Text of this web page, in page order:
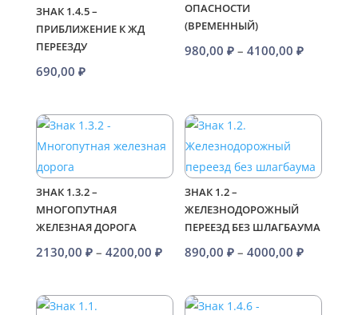
ЗНАК 1.4.5 –
ПРИБЛИЖЕНИЕ К ЖД
ПЕРЕЕЗДУ
690,00 ₽
ОПАСНОСТИ
(ВРЕМЕННЫЙ)
980,00₽ – 4100,00₽
–
ЗНАК 1.3.2 –
МНОГОПУТНАЯ
ЖЕЛЕЗНАЯ ДОРОГА
2130,00 ₽ – 4200,00 ₽Диапазон
2130,00 ₽
ЗНАК 1.2 –
ЖЕЛЕЗНОДОРОЖНЫЙ
ПЕРЕЕЗД БЕЗ ШЛАГБАУМА
890,00₽ – 4000,00₽
890,00 ₽